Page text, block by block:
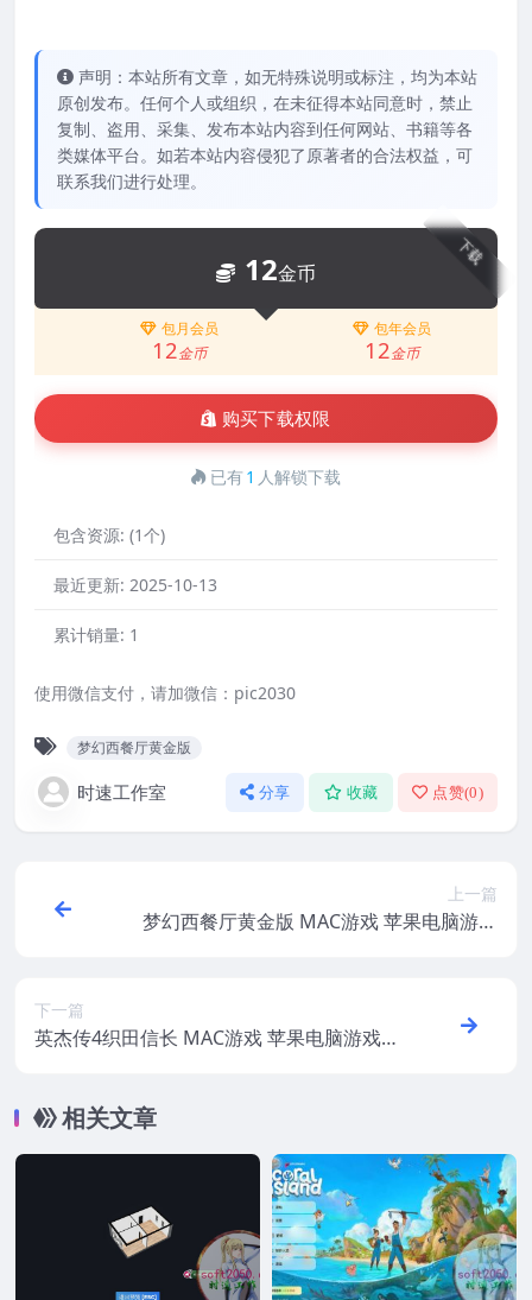
声明：本站所有文章，如无特殊说明或标注，均为本站
原创发布。任何个人或组织，在未征得本站同意时，禁止
复制、盗用、采集、发布本站内容到任何网站、书籍等各
类媒体平台。如若本站内容侵犯了原著者的合法权益，可
联系我们进行处理。
下载
12金币
包月会员
12金币
包年会员
12金币
购买下载权限
已有1 人解锁下载
包含资源: (1个)
最近更新: 2025-10-13
累计销量: 1
使用微信支付，请加微信：pic2030
梦幻西餐厅黄金版
时速工作室 分享 收藏 点赞(0)
上一篇
梦幻西餐厅黄金版 MAC游戏 苹果电脑游戏
下一篇
英杰传4织田信长 MAC游戏 苹果电脑游戏
相关文章